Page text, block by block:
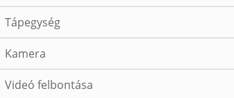
Tápegység
Kamera
Videó felbontása